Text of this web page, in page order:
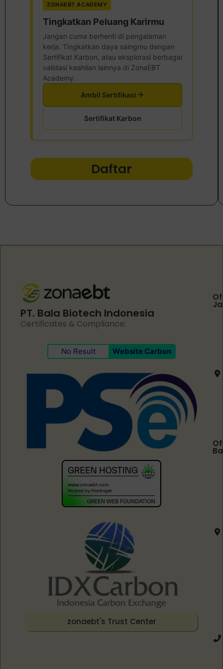
ZONAEBT ACADEMY
Tingkatkan Peluang Karirmu
Jangan cuma berhenti di pengalaman
kerja. Tingkatkan daya saingmu dengan
Sertifikat Karbon, atau eksplorasi berbagai
validasi keahlian lainnya di ZonaEBT
Academy.
Sertifikat Karbon
Ambil Sertifikasi
Daftar
PT. Bala Biotech Indonesia
Certificates & Compliance:
No Result Website Carbon
zonaebt's Trust Center